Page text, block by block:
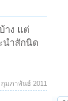
าง แต่
นำสักนิด
กุมภาพันธ์ 2011